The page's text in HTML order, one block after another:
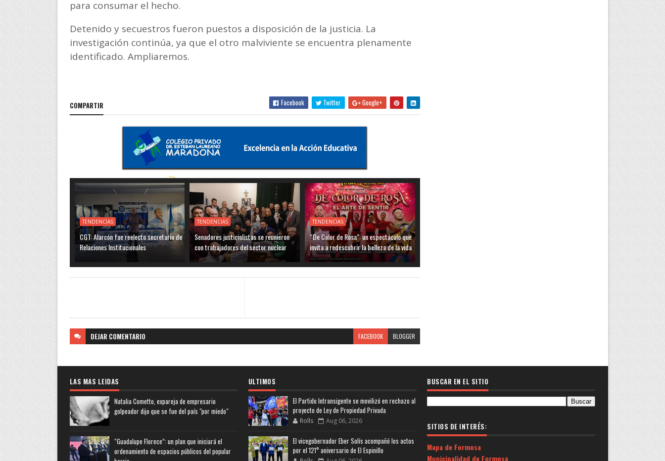
para consumar el hecho.
Detenido y secuestros fueron puestos a disposición de la justicia. La
investigación continúa, ya que el otro malviviente se encuentra plenamente
identificado. Ampliaremos.
COMPARTIR Facebook Twitter Google+
TENDENCIAS
CGT: Alarcón fue reelecto secretario de
Relaciones Institucionales
TENDENCIAS
Senadores justicialistas se reunieron
con trabajadores del sector nuclear
TENDENCIAS
“De Color de Rosa”: un espectáculo que
invita a redescubrir la belleza de la vida
DEJAR COMENTARIO FACEBOOK BLOGGER
LAS MAS LEIDAS
Natalia Cometto, expareja de empresario
golpeador dijo que se fue del país "por miedo"
“Guadalupe Florece”: un plan que iniciará el
ordenamiento de espacios públicos del popular
ULTIMOS
El Partido Intransigente se movilizó en rechazo al
proyecto de Ley de Propiedad Privada
Rolls Aug 06, 2026
El vicegobernador Eber Solís acompañó los actos
por el 121° aniversario de El Espinillo
BUSCAR EN EL SITIO
SITIOS DE INTERÉS:
Mapa de Formosa
Municipalidad de Formosa